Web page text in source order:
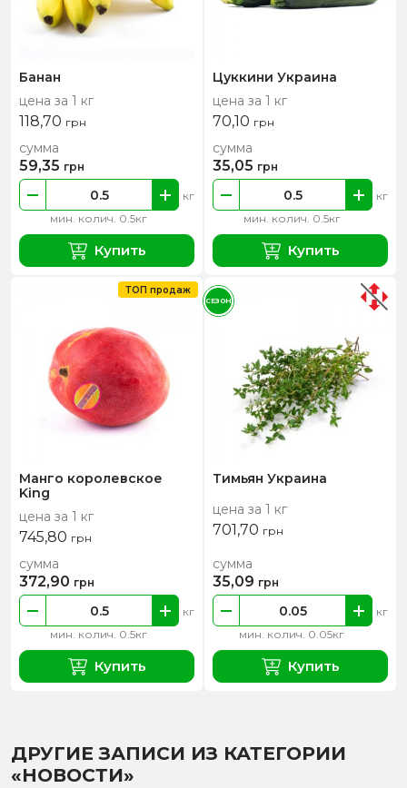
Банан
цена за 1 кг
118,70 грн
мин. колич. 0.5кг
кг
сумма
59,35 грн
Купить
Цуккини Украина
цена за 1 кг
70,10 грн
мин. колич. 0.5кг
кг
сумма
35,05 грн
Купить
Манго королевское
King
цена за 1 кг
745,80 грн
мин. колич. 0.5кг
кг
сумма
372,90 грн
Купить
ТОП продаж
Тимьян Украина
цена за 1 кг
701,70 грн
мин. колич. 0.05кг
кг
сумма
35,09 грн
Купить
СЕЗОН
ДРУГИЕ ЗАПИСИ ИЗ КАТЕГОРИИ
«НОВОСТИ»